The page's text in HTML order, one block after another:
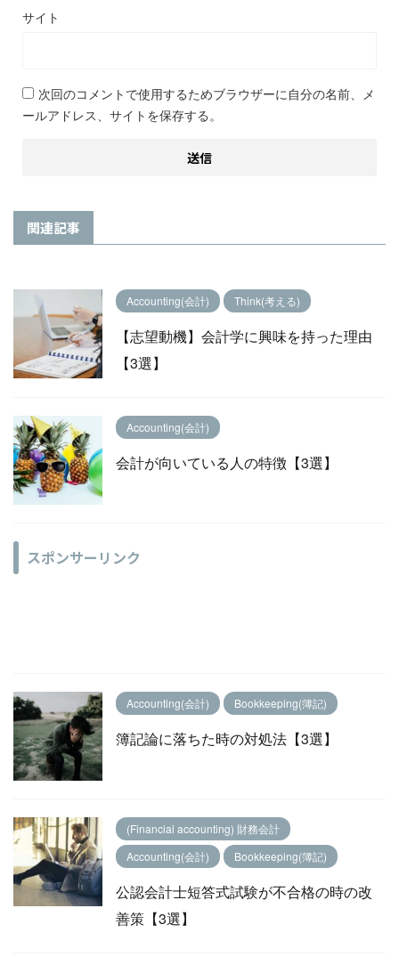
サイト
次回のコメントで使用するためブラウザーに自分の名前、メ
ールアドレス、サイトを保存する。
関連記事
Accounting(会計) Think(考える)
【志望動機】会計学に興味を持った理由
【3選】
Accounting(会計)
会計が向いている人の特徴【3選】
スポンサーリンク
Accounting(会計) Bookkeeping(簿記)
簿記論に落ちた時の対処法【3選】
(Financial accounting) 財務会計
Accounting(会計)
Bookkeeping(簿記)
公認会計士短答式試験が不合格の時の改
善策【3選】